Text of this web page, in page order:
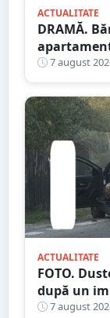
ACTUALITATE
DRAMĂ.
spart ușa
7 august
ACTUALITATE
FOTO.
după un
implicarea
7 august